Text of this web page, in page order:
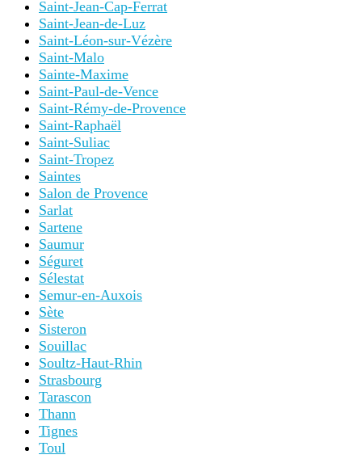
Saint-Jean-Cap-Ferrat
Saint-Jean-de-Luz
Saint-Léon-sur-Vézère
Saint-Malo
Sainte-Maxime
Saint-Paul-de-Vence
Saint-Rémy-de-Provence
Saint-Raphaël
Saint-Suliac
Saint-Tropez
Saintes
Salon de Provence
Sarlat
Sartene
Saumur
Séguret
Sélestat
Semur-en-Auxois
Sète
Sisteron
Souillac
Soultz-Haut-Rhin
Strasbourg
Tarascon
Thann
Tignes
Toul